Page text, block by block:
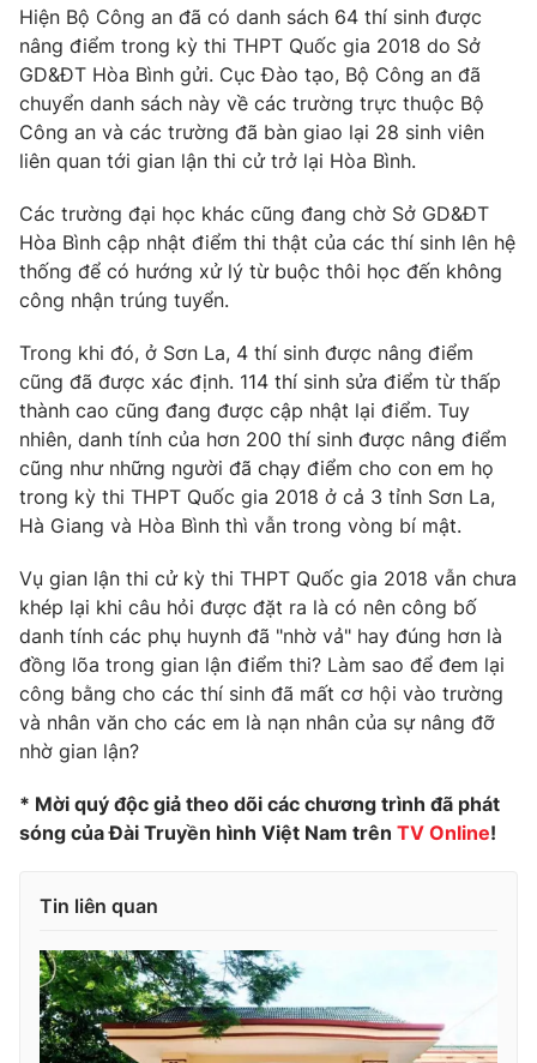
Hậu trường
Nhân vật
Khán giả
Giải trí
Điện ảnh
Âm nhạc
Sao
Đời sống
Du lịch
Chất lượng cuộc sống
Giáo dục
Tuyển sinh
Học trực tuyến
Công nghệ
Hitech Công nghệ tương lai
Thị trường
Tư vấn
Giao lưu trực tuyến
Lịch phát sóng
Chuyên mục khác
Emagazine Podcast
Photo Infographic
Video Shorts video
VTV Money VTV Thể thao
Thị trường 24h Tấm lòng Việt
VTV4
VTV9 VTV8
Liên hệ tòa soạn English
Hiện Bộ Công an đã có danh sách 64 thí sinh được
nâng điểm trong kỳ thi THPT Quốc gia 2018 do Sở
GD&ĐT Hòa Bình gửi. Cục Đào tạo, Bộ Công an đã
chuyển danh sách này về các trường trực thuộc Bộ
Công an và các trường đã bàn giao lại 28 sinh viên
liên quan tới gian lận thi cử trở lại Hòa Bình.
Các trường đại học khác cũng đang chờ Sở GD&ĐT
Hòa Bình cập nhật điểm thi thật của các thí sinh lên hệ
thống để có hướng xử lý từ buộc thôi học đến không
công nhận trúng tuyển.
Trong khi đó, ở Sơn La, 4 thí sinh được nâng điểm
cũng đã được xác định. 114 thí sinh sửa điểm từ thấp
thành cao cũng đang được cập nhật lại điểm. Tuy
nhiên, danh tính của hơn 200 thí sinh được nâng điểm
cũng như những người đã chạy điểm cho con em họ
trong kỳ thi THPT Quốc gia 2018 ở cả 3 tỉnh Sơn La,
Hà Giang và Hòa Bình thì vẫn trong vòng bí mật.
Vụ gian lận thi cử kỳ thi THPT Quốc gia 2018 vẫn chưa
khép lại khi câu hỏi được đặt ra là có nên công bố
danh tính các phụ huynh đã "nhờ vả" hay đúng hơn là
đồng lõa trong gian lận điểm thi? Làm sao để đem lại
công bằng cho các thí sinh đã mất cơ hội vào trường
và nhân văn cho các em là nạn nhân của sự nâng đỡ
nhờ gian lận?
* Mời quý độc giả theo dõi các chương trình đã phát
sóng của Đài Truyền hình Việt Nam trên TV Online!
Tin liên quan